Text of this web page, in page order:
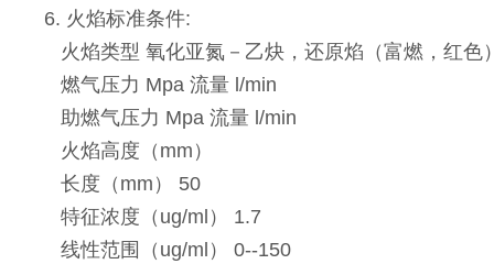
6. 火焰标准条件:
火焰类型 氧化亚氮－乙炔，还原焰（富燃，红色）
燃气压力 Mpa 流量 l/min
助燃气压力 Mpa 流量 l/min
火焰高度（mm）
长度（mm） 50
特征浓度（ug/ml） 1.7
线性范围（ug/ml） 0--150